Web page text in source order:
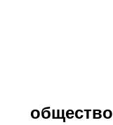
общество